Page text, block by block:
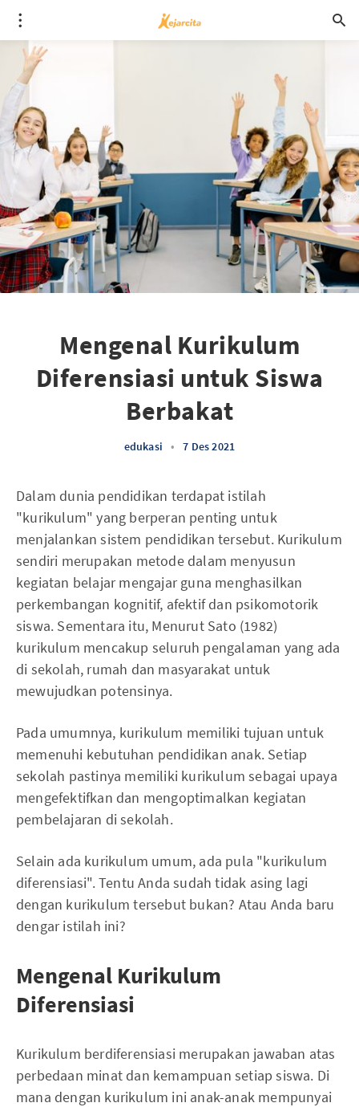
Mengenal Kurikulum
Diferensiasi untuk Siswa
Berbakat
edukasi • 7 Des 2021
Dalam dunia pendidikan terdapat istilah
"kurikulum" yang berperan penting untuk
menjalankan sistem pendidikan tersebut. Kurikulum
sendiri merupakan metode dalam menyusun
kegiatan belajar mengajar guna menghasilkan
perkembangan kognitif, afektif dan psikomotorik
siswa. Sementara itu, Menurut Sato (1982)
kurikulum mencakup seluruh pengalaman yang ada
di sekolah, rumah dan masyarakat untuk
mewujudkan potensinya.
Pada umumnya, kurikulum memiliki tujuan untuk
memenuhi kebutuhan pendidikan anak. Setiap
sekolah pastinya memiliki kurikulum sebagai upaya
mengefektifkan dan mengoptimalkan kegiatan
pembelajaran di sekolah.
Selain ada kurikulum umum, ada pula "kurikulum
diferensiasi". Tentu Anda sudah tidak asing lagi
dengan kurikulum tersebut bukan? Atau Anda baru
dengar istilah ini?
Mengenal Kurikulum
Diferensiasi
Kurikulum berdiferensiasi merupakan jawaban atas
perbedaan minat dan kemampuan setiap siswa. Di
mana dengan kurikulum ini anak-anak mempunyai